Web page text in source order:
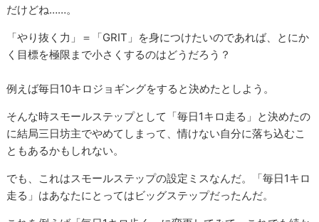
だけどね……。
「やり抜く力」＝「GRIT」を身につけたいのであれば、とにか
く目標を極限まで小さくするのはどうだろう？
例えば毎日10キロジョギングをすると決めたとしよう。
そんな時スモールステップとして「毎日1キロ走る」と決めたの
に結局三日坊主でやめてしまって、情けない自分に落ち込むこ
ともあるかもしれない。
でも、これはスモールステップの設定ミスなんだ。「毎日1キロ
走る」はあなたにとってはビッグステップだったんだ。